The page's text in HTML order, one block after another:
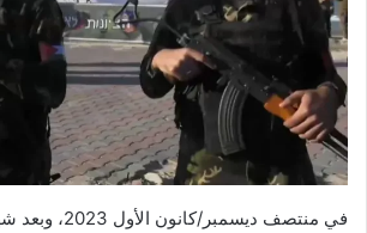
في منتصف ديسمبر/